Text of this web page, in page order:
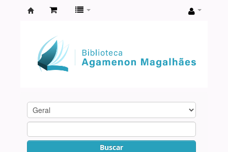
Agamenon
Magalhães
Buscar